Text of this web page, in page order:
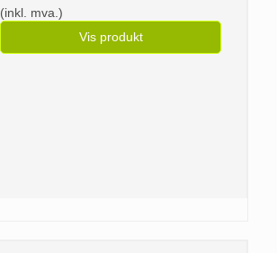
(inkl. mva.)
Vis produkt